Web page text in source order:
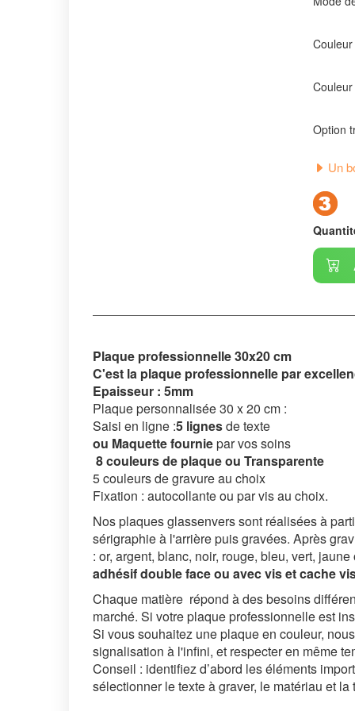
Option
Un
Plaque professionnelle 30x20 cm
C'est la plaque professionnelle par
Epaisseur : 5mm
Plaque personnalisée 30 x 20 cm :
Saisi en ligne :5 lignesde texte
ou Maquette fourniepar vos soins
8 couleurs de plaque ou Transparente
5 couleurs de gravure au choix
Fixation : autocollante ou par vis au choix.
Nos plaques glassenvers sont réalisées à
sérigraphie à l'arrière puis gravées. Après
: or, argent, blanc, noir, rouge, bleu, vert,
adhésif double face ou avec vis et cache
Chaque matière répond à des besoins
marché. Si votre plaque professionnelle est
Si vous souhaitez une plaque en couleur,
signalisation à l'infini, et respecter en même
Conseil : identifiez d’abord les éléments
sélectionner le texte à graver, le matériau et